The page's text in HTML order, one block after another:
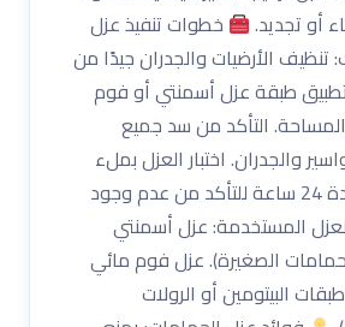
أو تجديد.
خطوات تنفيذ عزل
تنظيف الأرضيات والجدران جيدًا من
تطبيق طبقة عزل أسمنتي أو فوم
التأكد من سد جميع
والجدران. اختبار العزل بملء
الحمام بالماء لمدة 24 ساعة للتأكد من عدم وجود
المستخدمة: عزل أسمنتي
الصغيرة). عزل فوم مائي
البيتومين أو الرولات